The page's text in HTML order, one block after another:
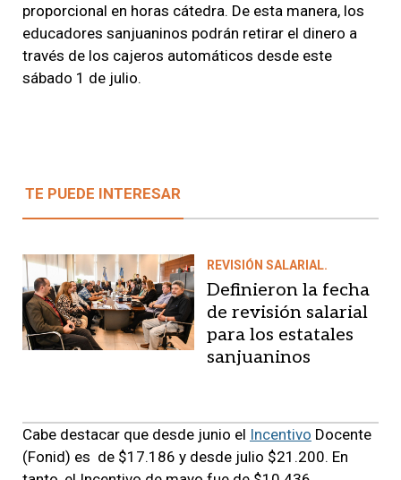
proporcional en horas cátedra. De esta manera, los
educadores sanjuaninos podrán retirar el dinero a
través de los cajeros automáticos desde este
sábado 1 de julio.
TE PUEDE INTERESAR
REVISIÓN SALARIAL.
Definieron la fecha
de revisión salarial
para los estatales
sanjuaninos
Cabe destacar que desde junio el Incentivo Docente
(Fonid) es de $17.186 y desde julio $21.200. En